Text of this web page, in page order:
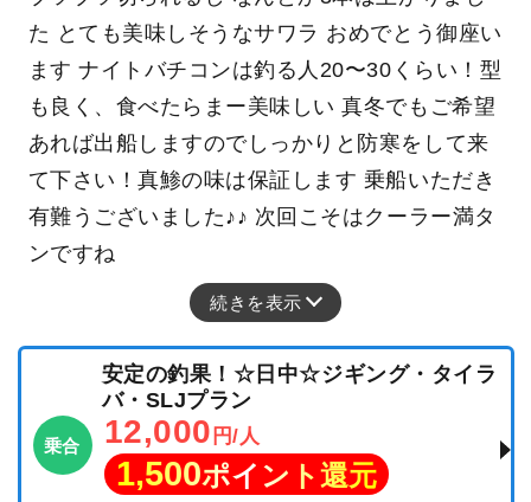
た とても美味しそうなサワラ おめでとう御座い
ます ナイトバチコンは釣る人20〜30くらい！型
も良く、食べたらまー美味しい 真冬でもご希望
あれば出船しますのでしっかりと防寒をして来
て下さい！真鯵の味は保証します 乗船いただき
有難うございました♪♪ 次回こそはクーラー満タ
ンですね
続きを表示
乗合
安定の釣果！☆日中☆ジギング・タイラ
バ・SLJプラン
12,000 円/人
1,500ポイント還元